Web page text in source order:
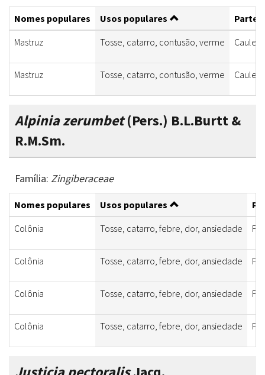
Nomes populares Usos populares
Mastruz
Tosse, catarro, contusão, verme Caule,
Mastruz Tosse, catarro, contusão, verme Caule,
Alpinia zerumbet(Pers.) B.L.Burtt &
R.M.Sm.
Família: Zingiberaceae
Nomes populares Usos populares
Colônia
Tosse, catarro, febre, dor, ansiedade
Colônia Tosse, catarro, febre, dor, ansiedade
Colônia Tosse, catarro, febre, dor, ansiedade
Colônia Tosse, catarro, febre, dor, ansiedade